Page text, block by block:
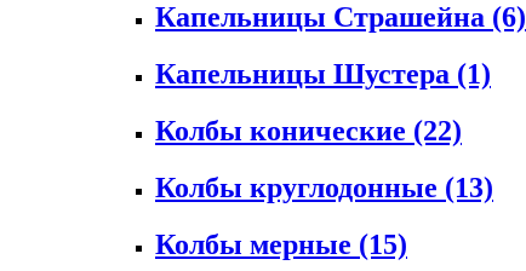
Капельницы Страшейна (6)
Капельницы Шустера (1)
Колбы конические (22)
Колбы круглодонные (13)
Колбы мерные (15)